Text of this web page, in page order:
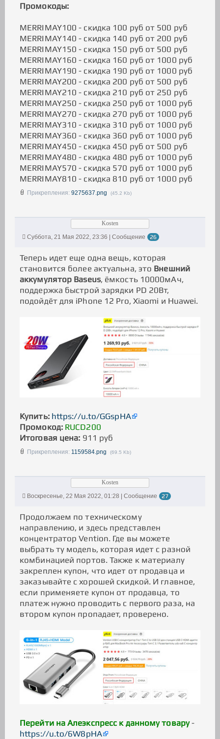
Промокоды:
MERRIMAY100 - скидка 100 руб от 500 руб
MERRIMAY140 - скидка 140 руб от 200 руб
MERRIMAY150 - скидка 150 руб от 500 руб
MERRIMAY160 - скидка 160 руб от 1000 руб
MERRIMAY190 - скидка 190 руб от 1000 руб
MERRIMAY200 - скидка 200 руб от 500 руб
MERRIMAY210 - скидка 210 руб от 250 руб
MERRIMAY250 - скидка 250 руб от 1000 руб
MERRIMAY270 - скидка 270 руб от 1000 руб
MERRIMAY310 - скидка 310 руб от 1000 руб
MERRIMAY360 - скидка 360 руб от 1000 руб
MERRIMAY450 - скидка 450 руб от 500 руб
MERRIMAY480 - скидка 480 руб от 1000 руб
MERRIMAY570 - скидка 570 руб от 1000 руб
MERRIMAY810 - скидка 810 руб от 1000 руб
Прикрепления: 9275637.png (45.2 Kb)
Kosten
Суббота, 21 Мая 2022, 23:36 | Сообщение
26
Теперь идет еще одна вещь, которая
становится более актуальна, это Внешний
аккумулятор Baseus, ёмкость 10000мАч,
поддержка быстрой зарядки PD 20Вт,
подойдёт для iPhone 12 Pro, Xiaomi и Huawei.
Купить: https://u.to/GGspHA
Промокод: RUCD200
Итоговая цена: 911 руб
Прикрепления: 1159584.png (69.5 Kb)
Kosten
Воскресенье, 22 Мая 2022, 01:28 | Сообщение
27
Продолжаем по техническому
направлению, и здесь представлен
концентратор Vention. Где вы можете
выбрать ту модель, которая идет с разной
комбинацией портов. Также к материалу
закреплен купон, что идет от продавца и
заказывайте с хорошей скидкой. И главное,
если применяете купон от продавца, то
платеж нужно проводить с первого раза, на
втором купон пропадает, проверено.
Перейти на Алеэкспресс к данному товару-
https://u.to/6W8pHA